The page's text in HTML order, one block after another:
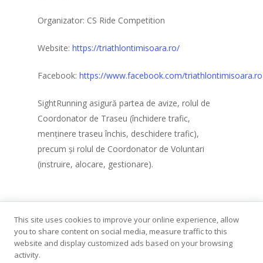
Organizator: CS Ride Competition
Website: https://triathlontimisoara.ro/
Facebook: https://www.facebook.com/triathlontimisoara.ro
SightRunning asigură partea de avize, rolul de
Coordonator de Traseu (închidere trafic,
menținere traseu închis, deschidere trafic),
precum și rolul de Coordonator de Voluntari
(instruire, alocare, gestionare).
1×100
Înot în amonte
Contact
This site uses cookies to improve your online experience, allow
you to share content on social media, measure traffic to this
website and display customized ads based on your browsing
activity.